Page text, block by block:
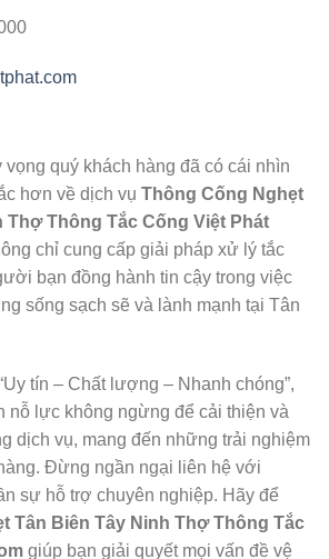
vọng quý khách hàng đã có cái nhìn
hơn về dịch vụ Thông Cống Nghẹt
Thợ Thông Tắc Cống Việt Phát
chỉ cung cấp giải pháp xử lý tắc
bạn đồng hành tin cậy trong việc
sống sạch sẽ và lành mạnh tại Tân
tín – Chất lượng – Nhanh chóng”,
nỗ lực không ngừng để cải thiện và
dịch vụ, mang đến những trải nghiệm
Đừng ngần ngại liên hệ với
sự hỗ trợ chuyên nghiệp. Hãy để
Tân Biên Tây Ninh Thợ Thông Tắc
giúp bạn giải quyết mọi vấn đề vệ